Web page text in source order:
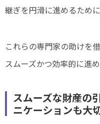
継ぎを円滑に進めるため
これらの専門家の助けを
スムーズかつ効率的に進
スムーズな財産の
ニケーションも大